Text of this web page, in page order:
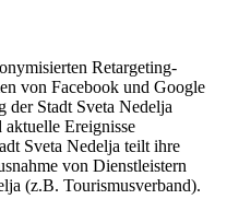
Retargeting-
von Facebook und Google
Stadt Sveta Nedelja
aktuelle Ereignisse
Sveta Nedelja teilt ihre
von Dienstleistern
(z.B. Tourismusverband).